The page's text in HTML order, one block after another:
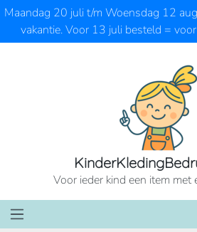
Ga naar de hoofdinhoud
Maandag 20 juli t/m Woensdag 12
vakantie. Voor 13 juli besteld =
Voor ieder kind een item met